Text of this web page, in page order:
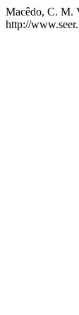
Macêdo, C. M.
http://